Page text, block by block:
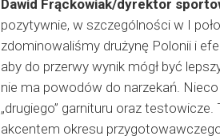
Dawid Frąckowiak/dyrektor
pozytywnie, w szczególności w I
zdominowaliśmy drużynę Polonii i
aby do przerwy wynik mógł być
nie ma powodów do narzekań.
„drugiego” garnituru oraz
akcentem okresu